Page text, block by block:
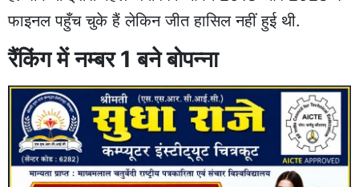
फाइनल पहुँच चुके हैं लेकिन जीत हासिल नहीं हुई थी.
रैंकिंग में नम्बर 1 बने बोपन्ना